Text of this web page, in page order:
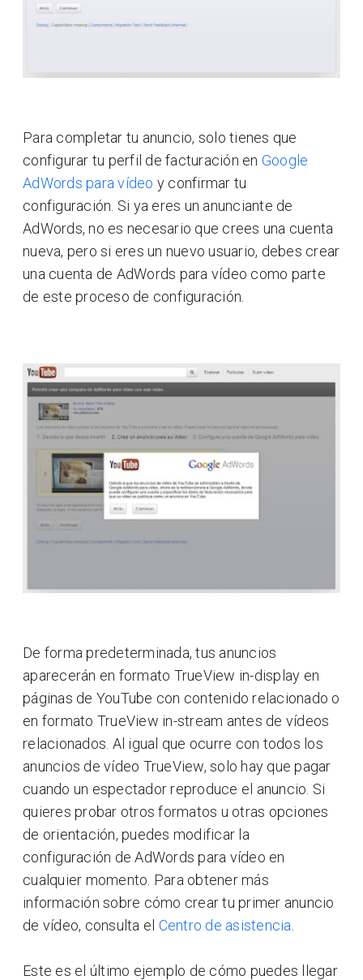
Para completar tu anuncio, solo tienes que
configurar tu perfil de facturación en Google
AdWords para vídeo y confirmar tu
configuración. Si ya eres un anunciante de
AdWords, no es necesario que crees una cuenta
nueva, pero si eres un nuevo usuario, debes crear
una cuenta de AdWords para vídeo como parte
de este proceso de configuración.
De forma predeterminada, tus anuncios
aparecerán en formato TrueView in-display en
páginas de YouTube con contenido relacionado o
en formato TrueView in-stream antes de vídeos
relacionados. Al igual que ocurre con todos los
anuncios de vídeo TrueView, solo hay que pagar
cuando un espectador reproduce el anuncio. Si
quieres probar otros formatos u otras opciones
de orientación, puedes modificar la
configuración de AdWords para vídeo en
cualquier momento. Para obtener más
información sobre cómo crear tu primer anuncio
de vídeo, consulta el Centro de asistencia
Este es el último ejemplo de cómo puedes llegar